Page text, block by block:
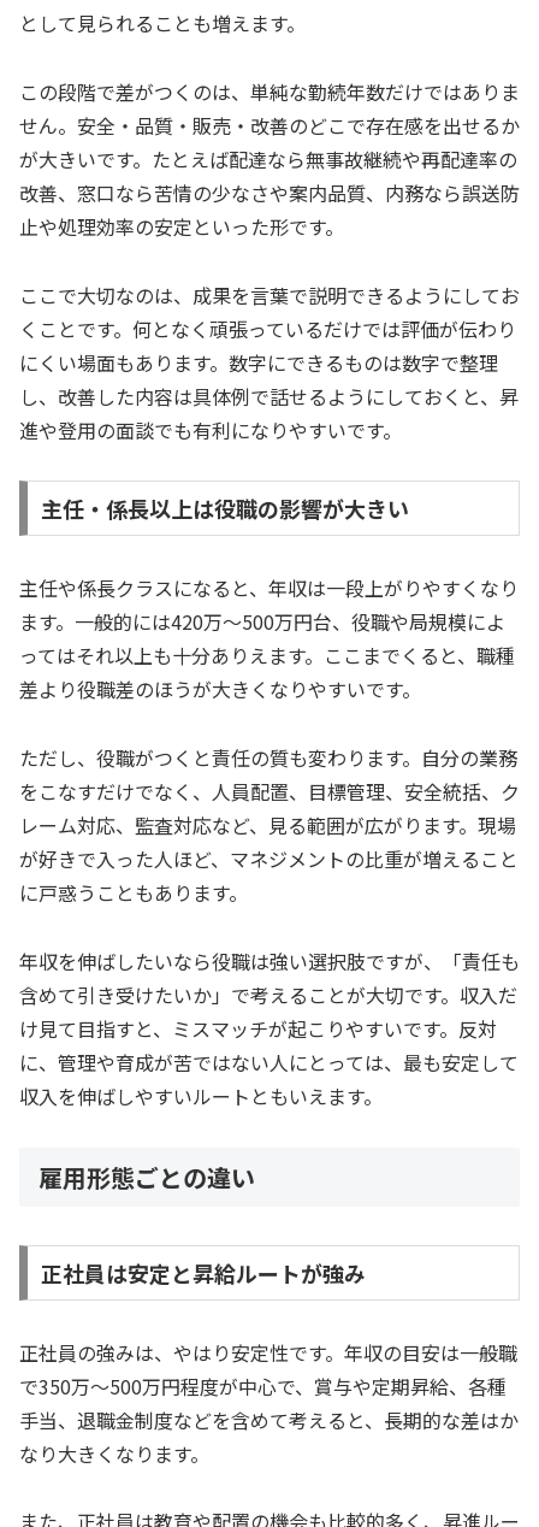
として見られることも増えます。
この段階で差がつくのは、単純な勤続年数だけではありま
せん。安全・品質・販売・改善のどこで存在感を出せるか
が大きいです。たとえば配達なら無事故継続や再配達率の
改善、窓口なら苦情の少なさや案内品質、内務なら誤送防
止や処理効率の安定といった形です。
ここで大切なのは、成果を言葉で説明できるようにしてお
くことです。何となく頑張っているだけでは評価が伝わり
にくい場面もあります。数字にできるものは数字で整理
し、改善した内容は具体例で話せるようにしておくと、昇
進や登用の面談でも有利になりやすいです。
主任・係長以上は役職の影響が大きい
主任や係長クラスになると、年収は一段上がりやすくなり
ます。一般的には420万〜500万円台、役職や局規模によ
ってはそれ以上も十分ありえます。ここまでくると、職種
差より役職差のほうが大きくなりやすいです。
ただし、役職がつくと責任の質も変わります。自分の業務
をこなすだけでなく、人員配置、目標管理、安全統括、ク
レーム対応、監査対応など、見る範囲が広がります。現場
が好きで入った人ほど、マネジメントの比重が増えること
に戸惑うこともあります。
年収を伸ばしたいなら役職は強い選択肢ですが、「責任も
含めて引き受けたいか」で考えることが大切です。収入だ
け見て目指すと、ミスマッチが起こりやすいです。反対
に、管理や育成が苦ではない人にとっては、最も安定して
収入を伸ばしやすいルートともいえます。
雇用形態ごとの違い
正社員は安定と昇給ルートが強み
正社員の強みは、やはり安定性です。年収の目安は一般職
で350万〜500万円程度が中心で、賞与や定期昇給、各種
手当、退職金制度などを含めて考えると、長期的な差はか
なり大きくなります。